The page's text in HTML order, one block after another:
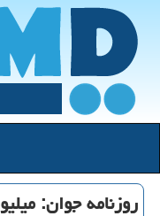
روزنامه جوان: